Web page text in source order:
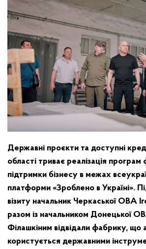
Державні проєкти та доступні
області триває реалізація програм
підтримки бізнесу в межах
платформи «Зроблено в Україні».
візиту начальник Черкаської ОВА
разом із начальником Донецької
Філашкіним відвідали фабрику, що
користується державними